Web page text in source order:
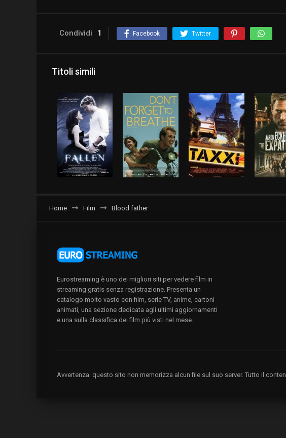
Condividi 1 Facebook Twitter
Titoli simili
Home Film Blood father
Eurostreaming è uno dei migliori siti per vedere film in
streaming gratis senza registrazione. Presenta un
catalogo molto vasto con film, serie TV, anime, cartoni
animati, una sezione dedicata agli ultimi aggiornamenti
e una sulla classifica dei film più visti nel mese.
Avvertenza: questo sito non memorizza alcun file sul suo server. Tutto il